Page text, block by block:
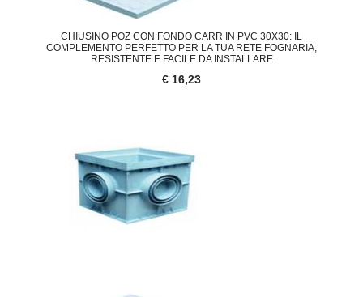
CHIUSINO POZ CON FONDO CARR IN PVC 30X30: IL
COMPLEMENTO PERFETTO PER LA TUA RETE FOGNARIA,
RESISTENTE E FACILE DA INSTALLARE
€ 16,23